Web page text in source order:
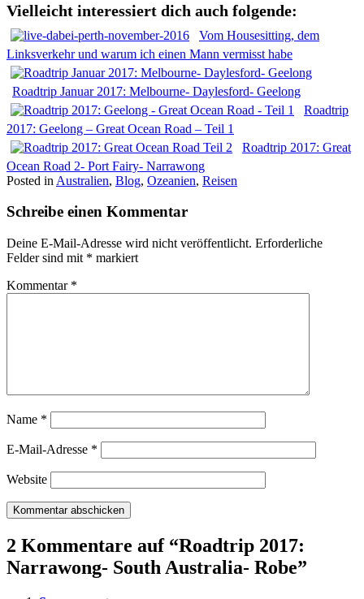
Vielleicht interessiert dich auch folgende:
Vom Housesitting, dem
Linksverkehr und warum ich einen Mann vermisst habe
Roadtrip Januar 2017: Melbourne- Daylesford- Geelong
Roadtrip
2017: Geelong – Great Ocean Road – Teil 1
Roadtrip 2017: Great
Ocean Road 2- Port Fairy- Narrawong
Posted in Australien, Blog, Ozeanien, Reisen
Schreibe einen Kommentar
Deine E-Mail-Adresse wird nicht veröffentlicht. Erforderliche
Felder sind mit * markiert
Kommentar *
Name *
E-Mail-Adresse *
Website
2 Kommentare auf “Roadtrip 2017:
Narrawong- South Australia- Robe”